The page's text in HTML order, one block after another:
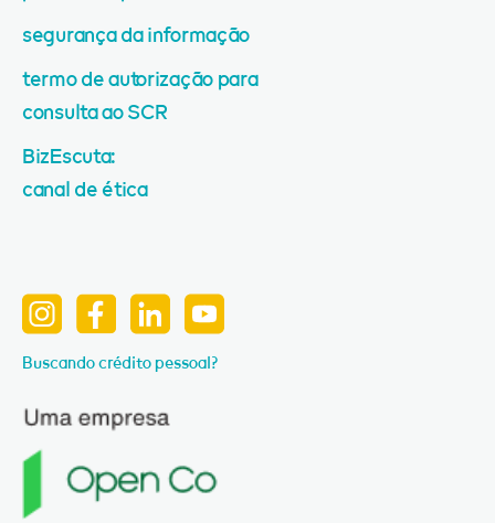
segurança da informação
termo de autorização para
consulta ao SCR
BizEscuta:
canal de ética
Buscando crédito pessoal?